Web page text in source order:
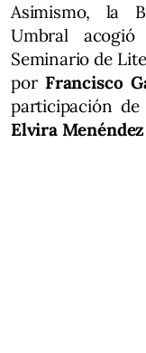
Asimismo, la
Umbral
Seminario de
por Francisco
participación
Elvira